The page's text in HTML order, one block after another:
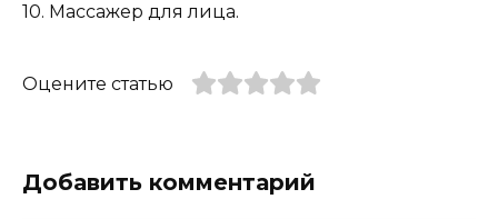
10. Массажер для лица.
Оцените статью
Добавить комментарий